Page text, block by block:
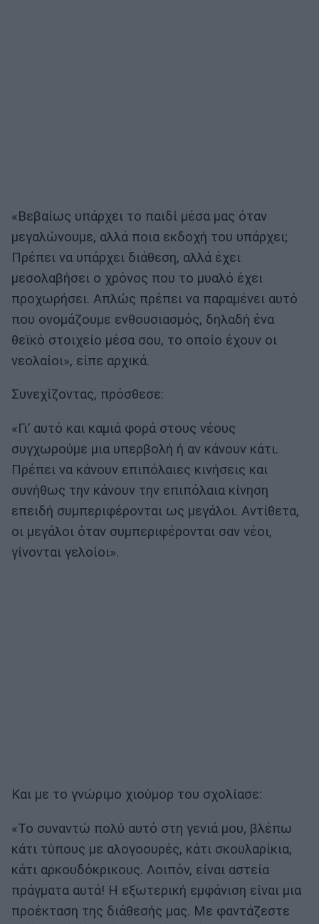
«Βεβαίως υπάρχει το παιδί μέσα μας όταν
μεγαλώνουμε, αλλά ποια εκδοχή του υπάρχει;
Πρέπει να υπάρχει διάθεση, αλλά έχει
μεσολαβήσει ο χρόνος που το μυαλό έχει
προχωρήσει. Απλώς πρέπει να παραμένει αυτό
που ονομάζουμε ενθουσιασμός, δηλαδή ένα
θεϊκό στοιχείο μέσα σου, το οποίο έχουν οι
νεολαίοι», είπε αρχικά.
Συνεχίζοντας, πρόσθεσε:
«Γι’ αυτό και καμιά φορά στους νέους
συγχωρούμε μια υπερβολή ή αν κάνουν κάτι.
Πρέπει να κάνουν επιπόλαιες κινήσεις και
συνήθως την κάνουν την επιπόλαια κίνηση
επειδή συμπεριφέρονται ως μεγάλοι. Αντίθετα,
οι μεγάλοι όταν συμπεριφέρονται σαν νέοι,
γίνονται γελοίοι».
Και με το γνώριμο χιούμορ του σχολίασε:
«Το συναντώ πολύ αυτό στη γενιά μου, βλέπω
κάτι τύπους με αλογοουρές, κάτι σκουλαρίκια,
κάτι αρκουδόκρικους. Λοιπόν, είναι αστεία
πράγματα αυτά! Η εξωτερική εμφάνιση είναι μια
προέκταση της διάθεσής μας. Με φαντάζεστε